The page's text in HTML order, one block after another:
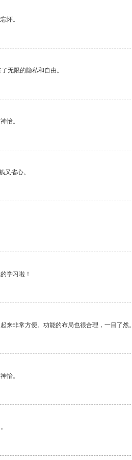
怀。
无限的隐私和自由。
怡。
又省心。
学习啦！
来非常方便。功能的布局也很合理，一目了然。
怡。